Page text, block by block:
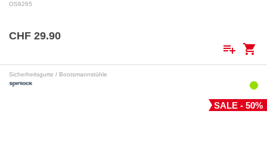
OS9265
CHF 29.90
playlist_add shopping_cart
Sicherheitsgurte / Bootsmannstühle
SALE - 50%